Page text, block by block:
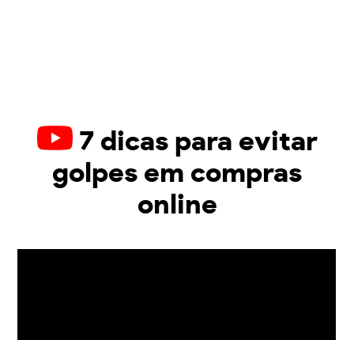
7 dicas para evitar
golpes em compras
online